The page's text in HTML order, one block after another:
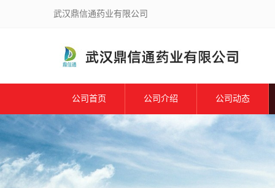
武汉鼎信通药业有限公司
公司首页 公司介绍 公司动态